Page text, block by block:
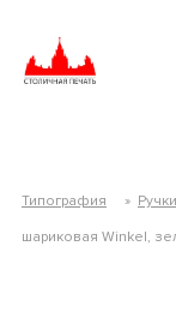
Типография » Ручки
шариковая Winkel,